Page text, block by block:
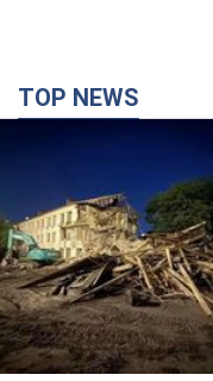
Киево-Печерскую
"монстром"?
отказались
небоскреба
Какая реакция Кличко
3 часа назад 25,3 т.
Армия РФ
различных типов
исторические